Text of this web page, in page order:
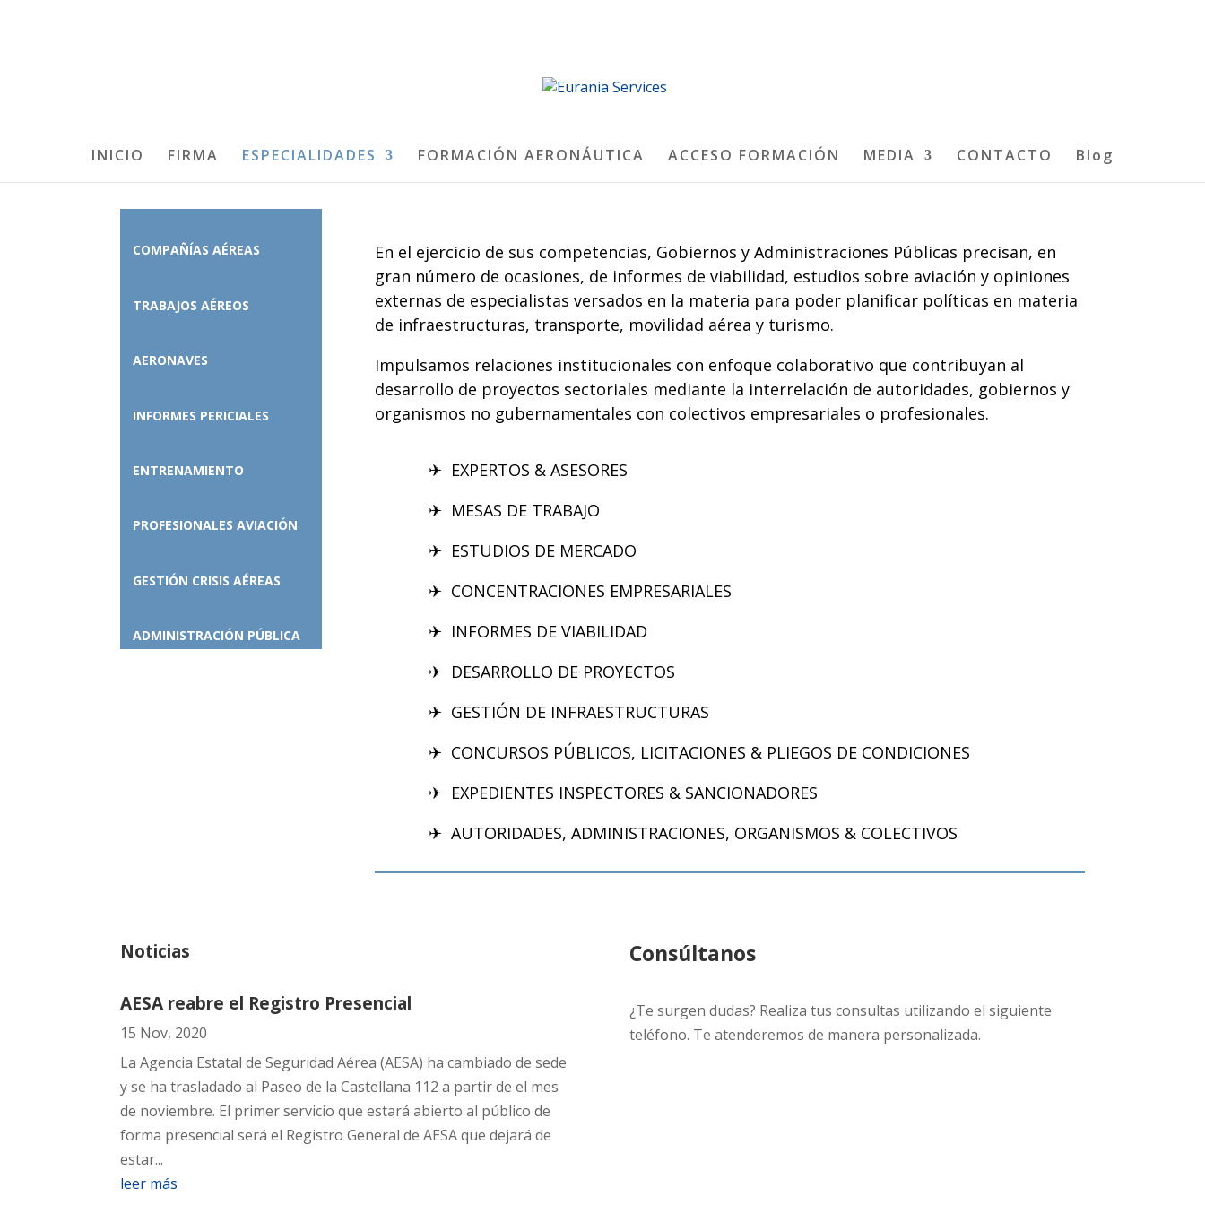
INICIO FIRMA ESPECIALIDADES FORMACIÓN AERONÁUTICA ACCESO FORMACIÓN MEDIA CONTACTO Blog
COMPAÑÍAS AÉREAS
TRABAJOS AÉREOS
AERONAVES
INFORMES PERICIALES
ENTRENAMIENTO
PROFESIONALES AVIACIÓN
GESTIÓN CRISIS AÉREAS
ADMINISTRACIÓN PÚBLICA
En el ejercicio de sus competencias, Gobiernos y Administraciones Públicas precisan, en
gran número de ocasiones, de informes de viabilidad, estudios sobre aviación y opiniones
externas de especialistas versados en la materia para poder planificar políticas en materia
de infraestructuras, transporte, movilidad aérea y turismo.
Impulsamos relaciones institucionales con enfoque colaborativo que contribuyan al
desarrollo de proyectos sectoriales mediante la interrelación de autoridades, gobiernos y
organismos no gubernamentales con colectivos empresariales o profesionales.
✈ EXPERTOS & ASESORES
✈ MESAS DE TRABAJO
✈ ESTUDIOS DE MERCADO
✈ CONCENTRACIONES EMPRESARIALES
✈ INFORMES DE VIABILIDAD
✈ DESARROLLO DE PROYECTOS
✈ GESTIÓN DE INFRAESTRUCTURAS
✈ CONCURSOS PÚBLICOS, LICITACIONES & PLIEGOS DE CONDICIONES
✈ EXPEDIENTES INSPECTORES & SANCIONADORES
✈ AUTORIDADES, ADMINISTRACIONES, ORGANISMOS & COLECTIVOS
Noticias
AESA reabre el Registro Presencial
15 Nov, 2020
La Agencia Estatal de Seguridad Aérea (AESA) ha cambiado de sede
y se ha trasladado al Paseo de la Castellana 112 a partir de el mes
de noviembre. El primer servicio que estará abierto al público de
forma presencial será el Registro General de AESA que dejará de
estar...
leer más
Consúltanos
¿Te surgen dudas? Realiza tus consultas utilizando el siguiente
teléfono. Te atenderemos de manera personalizada.